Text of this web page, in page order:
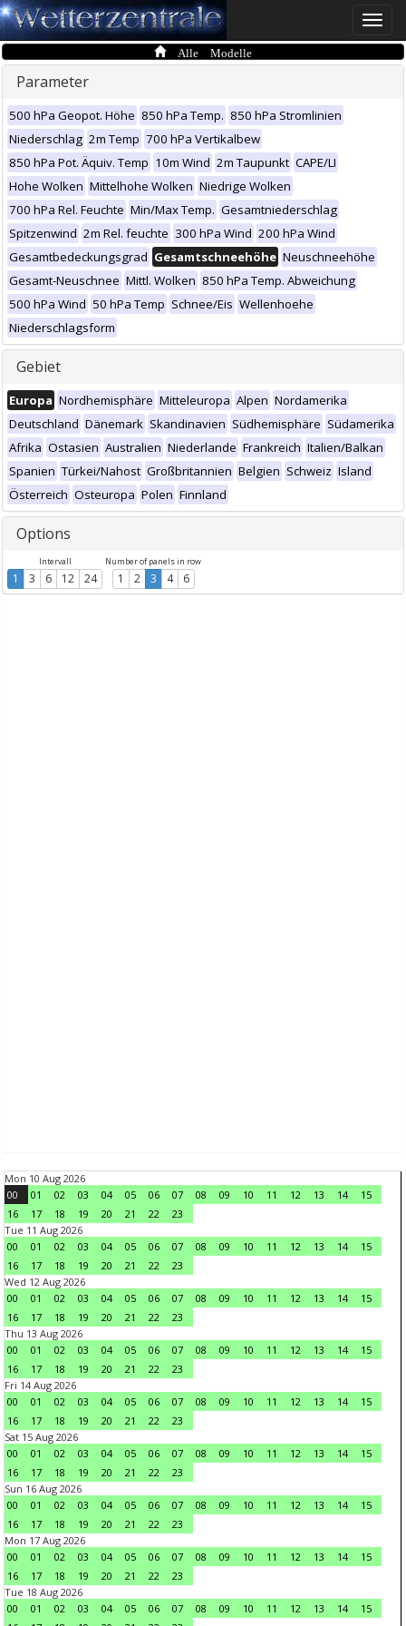
Toggle
Alle Modelle
Parameter
500 hPa Geopot. Höhe 850 hPa Temp. 850 hPa Stromlinien
Niederschlag 2m Temp 700 hPa Vertikalbew
850 hPa Pot. Äquiv. Temp 10m Wind 2m Taupunkt CAPE/LI
Hohe Wolken Mittelhohe Wolken Niedrige Wolken
700 hPa Rel. Feuchte Min/Max Temp. Gesamtniederschlag
Spitzenwind 2m Rel. feuchte 300 hPa Wind 200 hPa Wind
Gesamtbedeckungsgrad Gesamtschneehöhe Neuschneehöhe
Gesamt-Neuschnee Mittl. Wolken 850 hPa Temp. Abweichung
500 hPa Wind 50 hPa Temp Schnee/Eis Wellenhoehe
Niederschlagsform
Gebiet
Europa Nordhemisphäre Mitteleuropa Alpen Nordamerika
Deutschland Dänemark Skandinavien Südhemisphäre Südamerika
Afrika Ostasien Australien Niederlande Frankreich Italien/Balkan
Spanien Türkei/Nahost Großbritannien Belgien Schweiz Island
Österreich Osteuropa Polen Finnland
Options
Intervall
1 3 6 12 24
Number of panels in row
1 2 3 4 6
Mon 10 Aug 2026
00
01 02 03 04 05 06 07 08 09 10 11 12 13 14
15
16
17 18 19 20 21 22
23
Tue 11 Aug 2026
00
01 02 03 04 05 06 07 08 09 10 11 12 13 14
15
16
17 18 19 20 21 22
23
Wed 12 Aug 2026
00
01 02 03 04 05 06 07 08 09 10 11 12 13 14
15
16
17 18 19 20 21 22
23
Thu 13 Aug 2026
00
01 02 03 04 05 06 07 08 09 10 11 12 13 14
15
16
17 18 19 20 21 22
23
Fri 14 Aug 2026
00
01 02 03 04 05 06 07 08 09 10 11 12 13 14
15
16
17 18 19 20 21 22
23
Sat 15 Aug 2026
00
01 02 03 04 05 06 07 08 09 10 11 12 13 14
15
16
17 18 19 20 21 22
23
Sun 16 Aug 2026
00
01 02 03 04 05 06 07 08 09 10 11 12 13 14
15
16
17 18 19 20 21 22
23
Mon 17 Aug 2026
00
01 02 03 04 05 06 07 08 09 10 11 12 13 14
15
16
17 18 19 20 21 22
23
Tue 18 Aug 2026
00
01 02 03 04 05 06 07 08 09 10 11 12 13 14
15